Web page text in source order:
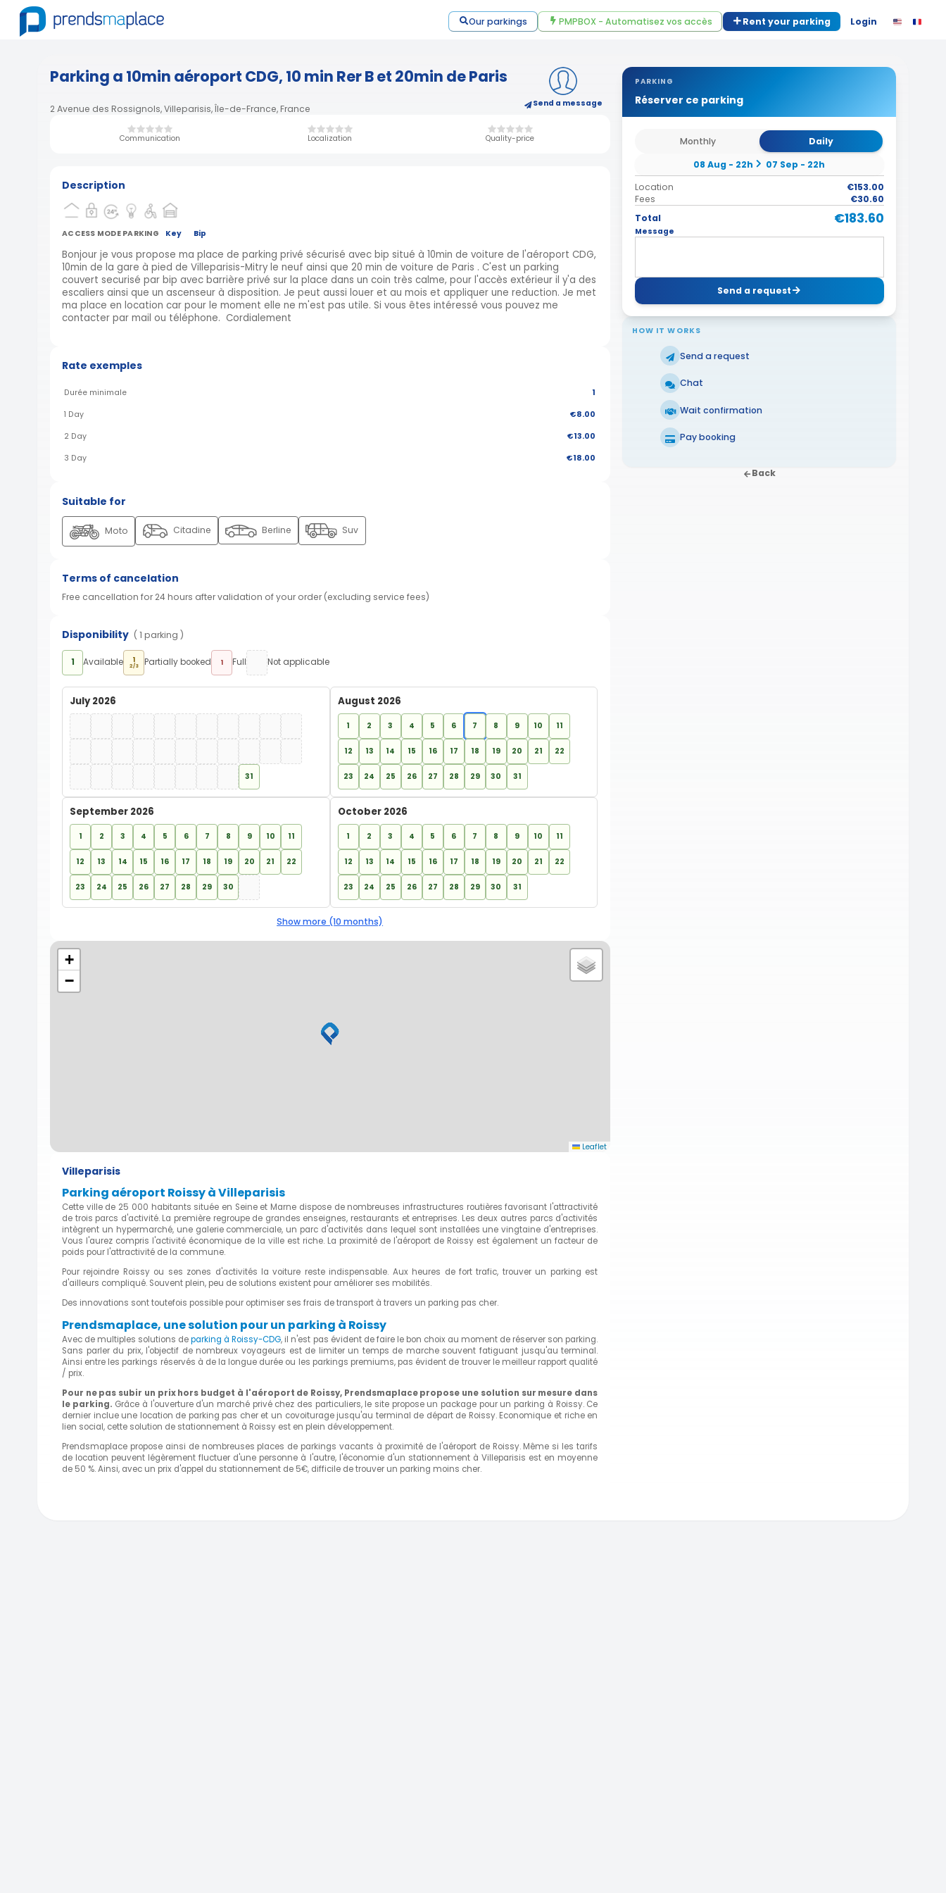
Our parkings PMPBOX - Automatisez vos accès Rent your parking Login
Parking a 10min aéroport CDG, 10 min Rer B et 20min de Paris
2 Avenue des Rossignols, Villeparisis, Île-de-France, France Send a message
Communication Localization Quality-price
PARKING
Réserver ce parking
Monthly
Daily
08 Aug - 22h
07 Sep - 22h
Location
€153.00
Fees
€30.60
Total
€183.60
Message
Send a request
HOW IT WORKS
Send a request
Chat
Wait confirmation
Pay booking
Back
Description
ACCESS MODE PARKING Key Bip
Bonjour je vous propose ma place de parking privé sécurisé avec bip situé à 10min de voiture de l'aéroport CDG,
10min de la gare à pied de Villeparisis-Mitry le neuf ainsi que 20 min de voiture de Paris . C'est un parking
couvert securisé par bip avec barrière privé sur la place dans un coin très calme, pour l'accès extérieur il y'a des
escaliers ainsi que un ascenseur à disposition. Je peut aussi louer et au mois et appliquer une reduction. Je met
ma place en location car pour le moment elle ne m'est pas utile. Si vous êtes intéressé vous pouvez me
contacter par mail ou téléphone. Cordialement
Rate exemples
Durée minimale 1
1 Day €8.00
2 Day €13.00
3 Day €18.00
Suitable for
Moto Citadine Berline Suv
Terms of cancelation
Free cancellation for 24 hours after validation of your order (excluding service fees)
Disponibility ( 1 parking )
1 Available 1
2/3 Partially booked 1 Full Not applicable
July 2026
31
August 2026
1 2 3 4 5 6 7 8 9 10 11
12 13 14 15 16 17 18 19 20 21 22
23 24 25 26 27 28 29 30 31
September 2026
1 2 3 4 5 6 7 8 9 10 11
12 13 14 15 16 17 18 19 20 21 22
23 24 25 26 27 28 29 30
October 2026
1 2 3 4 5 6 7 8 9 10 11
12 13 14 15 16 17 18 19 20 21 22
23 24 25 26 27 28 29 30 31
Show more (10 months)
+
−
Leaflet
Villeparisis
Parking aéroport Roissy à Villeparisis
Cette ville de 25 000 habitants située en Seine et Marne dispose de nombreuses infrastructures routières favorisant l'attractivité
de trois parcs d'activité. La première regroupe de grandes enseignes, restaurants et entreprises. Les deux autres parcs d'activités
intègrent un hypermarché, une galerie commerciale, un parc d'activités dans lequel sont installées une vingtaine d'entreprises.
Vous l'aurez compris l'activité économique de la ville est riche. La proximité de l'aéroport de Roissy est également un facteur de
poids pour l'attractivité de la commune.
Pour rejoindre Roissy ou ses zones d'activités la voiture reste indispensable. Aux heures de fort trafic, trouver un parking est
d'ailleurs compliqué. Souvent plein, peu de solutions existent pour améliorer ses mobilités.
Des innovations sont toutefois possible pour optimiser ses frais de transport à travers un parking pas cher.
Prendsmaplace, une solution pour un parking à Roissy
Avec de multiples solutions deparking à Roissy-CDG, il n'est pas évident de faire le bon choix au moment de réserver son parking.
Sans parler du prix, l'objectif de nombreux voyageurs est de limiter un temps de marche souvent fatiguant jusqu'au terminal.
Ainsi entre les parkings réservés à de la longue durée ou les parkings premiums, pas évident de trouver le meilleur rapport qualité
/ prix.
Pour ne pas subir un prix hors budget à l'aéroport de Roissy, Prendsmaplace propose une solution sur mesure dans
le parking. Grâce à l'ouverture d'un marché privé chez des particuliers, le site propose un package pour un parking à Roissy. Ce
dernier inclue une location de parking pas cher et un covoiturage jusqu'au terminal de départ de Roissy. Economique et riche en
lien social, cette solution de stationnement à Roissy est en plein développement.
Prendsmaplace propose ainsi de nombreuses places de parkings vacants à proximité de l'aéroport de Roissy. Même si les tarifs
de location peuvent légèrement fluctuer d'une personne à l'autre, l'économie d'un stationnement à Villeparisis est en moyenne
de 50 %. Ainsi, avec un prix d'appel du stationnement de 5€, difficile de trouver un parking moins cher.